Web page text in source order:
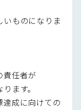
ものになりま
責任者が
ます。
成に向けての